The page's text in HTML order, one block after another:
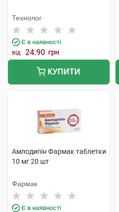
Технолог
Є в наявності
від 24.90 грн
КУПИТИ
Амлодипін Фармак таблетки
10 мг 20 шт
Фармак
Є в наявності